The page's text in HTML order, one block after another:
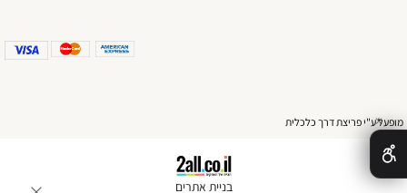
מופעל ע"י פריצת דרך כלכלית
בניית אתרים
✕